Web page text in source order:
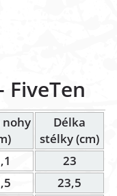
nohy
Délka
stélky (cm)
23
23,5